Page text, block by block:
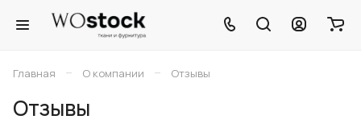
Главная – О компании – Отзывы
Отзывы